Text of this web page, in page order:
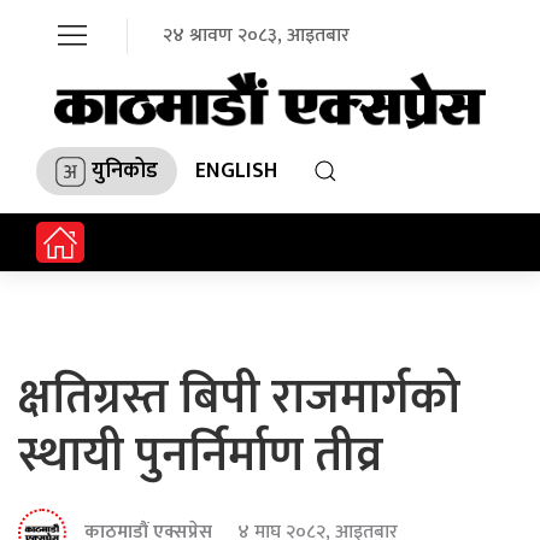
२४ श्रावण २०८३, आइतबार
युनिकोड ENGLISH
क्षतिग्रस्त बिपी राजमार्गको
स्थायी पुनर्निर्माण तीव्र
काठमाडौं एक्सप्रेस ४ माघ २०८२, आइतबार